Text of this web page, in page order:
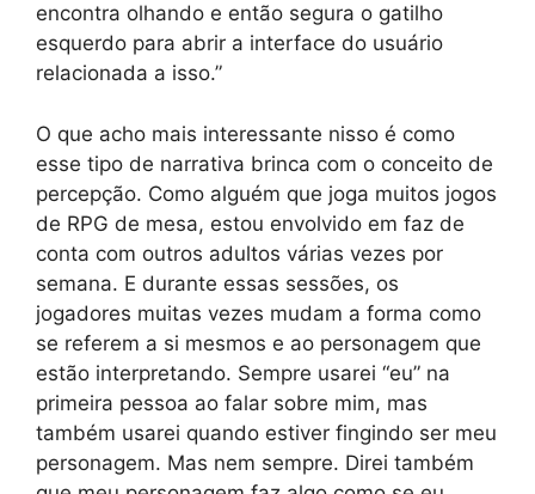
encontra olhando e então segura o gatilho
esquerdo para abrir a interface do usuário
relacionada a isso.”
O que acho mais interessante nisso é como
esse tipo de narrativa brinca com o conceito de
percepção. Como alguém que joga muitos jogos
de RPG de mesa, estou envolvido em faz de
conta com outros adultos várias vezes por
semana. E durante essas sessões, os
jogadores muitas vezes mudam a forma como
se referem a si mesmos e ao personagem que
estão interpretando. Sempre usarei “eu” na
primeira pessoa ao falar sobre mim, mas
também usarei quando estiver fingindo ser meu
personagem. Mas nem sempre. Direi também